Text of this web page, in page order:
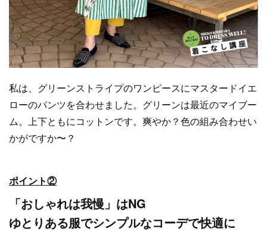
私は、グリーンストライプのワンピースにマスタードイエ
ローのパンツを合わせました。グリーンは最近のマイブー
ム。上下ともにコットンです。爽やか？色の組み合わせい
かがですか〜？
ポイント②
「おしゃれは我慢」はNG
ゆとりある服でシンプルなコーデで快適に